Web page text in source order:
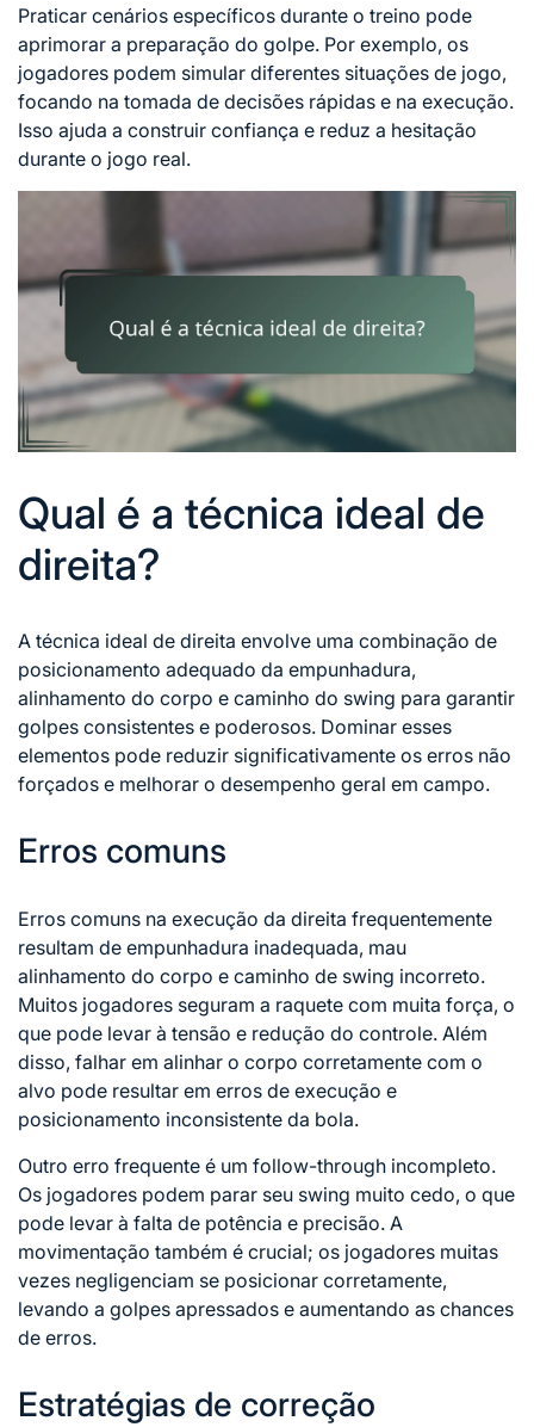
Praticar cenários específicos durante o treino pode
aprimorar a preparação do golpe. Por exemplo, os
jogadores podem simular diferentes situações de jogo,
focando na tomada de decisões rápidas e na execução.
Isso ajuda a construir confiança e reduz a hesitação
durante o jogo real.
Qual é a técnica ideal de
direita?
A técnica ideal de direita envolve uma combinação de
posicionamento adequado da empunhadura,
alinhamento do corpo e caminho do swing para garantir
golpes consistentes e poderosos. Dominar esses
elementos pode reduzir significativamente os erros não
forçados e melhorar o desempenho geral em campo.
Erros comuns
Erros comuns na execução da direita frequentemente
resultam de empunhadura inadequada, mau
alinhamento do corpo e caminho de swing incorreto.
Muitos jogadores seguram a raquete com muita força, o
que pode levar à tensão e redução do controle. Além
disso, falhar em alinhar o corpo corretamente com o
alvo pode resultar em erros de execução e
posicionamento inconsistente da bola.
Outro erro frequente é um follow-through incompleto.
Os jogadores podem parar seu swing muito cedo, o que
pode levar à falta de potência e precisão. A
movimentação também é crucial; os jogadores muitas
vezes negligenciam se posicionar corretamente,
levando a golpes apressados e aumentando as chances
de erros.
Estratégias de correção